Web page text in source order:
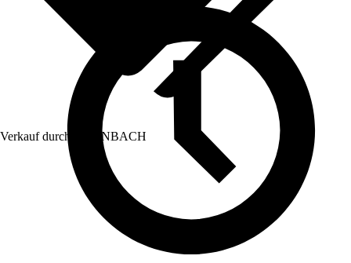
Verkauf durch: HORNBACH